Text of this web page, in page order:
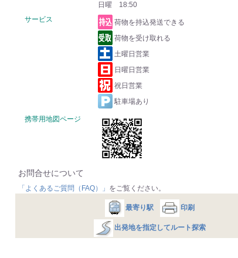
日曜 18:50
サービス
荷物を持込発送できる
荷物を受け取れる
土曜日営業
日曜日営業
祝日営業
駐車場あり
携帯用地図ページ
お問合せについて
「よくあるご質問（FAQ）」 をご覧ください。
最寄り駅 印刷
出発地を指定してルート探索